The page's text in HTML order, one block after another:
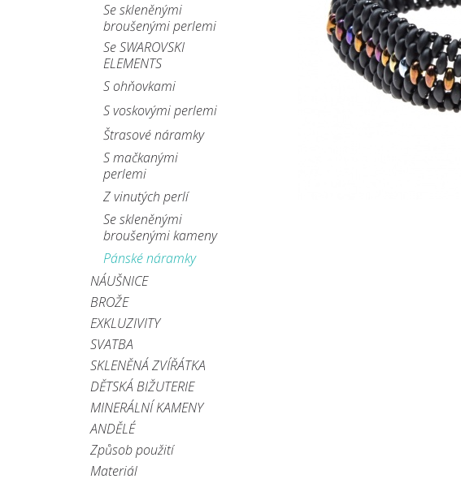
Se skleněnými
broušenými perlemi
Se SWAROVSKI
ELEMENTS
S ohňovkami
S voskovými perlemi
Štrasové náramky
S mačkanými
perlemi
Z vinutých perlí
Se skleněnými
broušenými kameny
Pánské náramky
NÁUŠNICE
BROŽE
EXKLUZIVITY
SVATBA
SKLENĚNÁ ZVÍŘÁTKA
DĚTSKÁ BIŽUTERIE
MINERÁLNÍ KAMENY
ANDĚLÉ
Způsob použití
Materiál